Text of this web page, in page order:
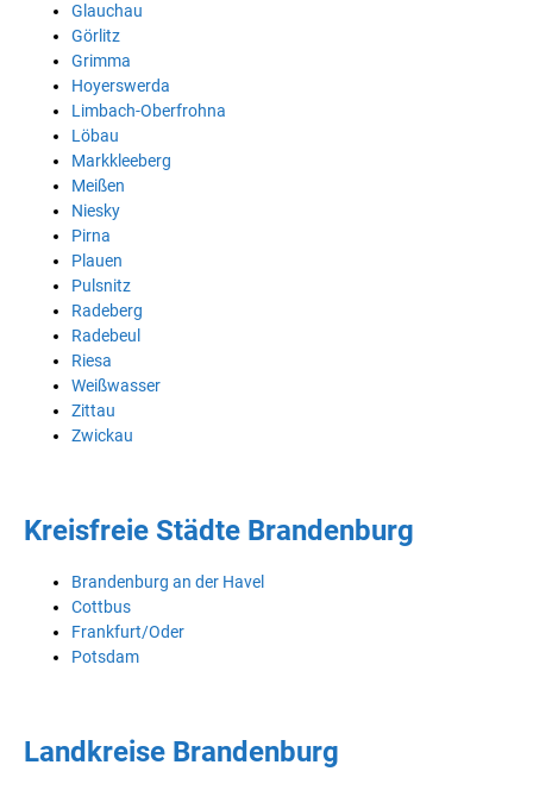
Glauchau
Görlitz
Grimma
Hoyerswerda
Limbach-Oberfrohna
Löbau
Markkleeberg
Meißen
Niesky
Pirna
Plauen
Pulsnitz
Radeberg
Radebeul
Riesa
Weißwasser
Zittau
Zwickau
Kreisfreie Städte Brandenburg
Brandenburg an der Havel
Cottbus
Frankfurt/Oder
Potsdam
Landkreise Brandenburg